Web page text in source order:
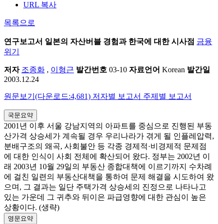
URL 복사
목록으로
연구보고서 일본의 자산버블 경험과 한국에 대한 시사점 금융
위기
저자 조종화 , 이형근 발간번호 03-10 자료언어 Korean 발간일
2003.12.24
원문보기(다운로드:4,681) 저자별 보고서 주제별 보고서
국문요약
2001년 이후 서울 강남지역의 아파트를 중심으로 진행된 부동
산가격 상승세가 계속될 경우 우리나라가 겪게 될 인플레압력,
분배구조의 왜곡, 사회불안 등 각종 경제적·비경제적 문제점
에 대한 인식이 사회 전체에 확산되어 왔다. 정부는 2002년 이
래 2003년 10월 29일의 부동산 종합대책에 이르기까지 수차례
에 걸친 일련의 부동산대책을 통하여 문제 해결을 시도하여 왔
으며, 그 결과는 일단 주택가격 상승세의 진정으로 나타나고
있는 가운데 그 귀추와 뒤이은 파급영향에 대한 관심이 높은
상황이다. (생략)
영문요약